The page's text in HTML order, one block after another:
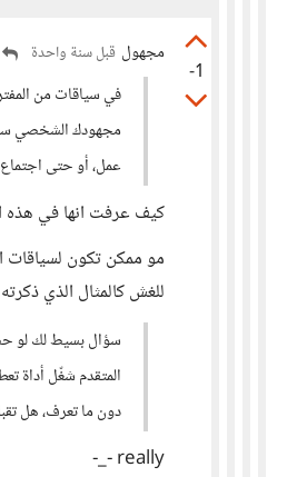
-1
مجهول قبل سنة واحدة
في سياقات من
مجهودك الشخصي
عمل، أو حتى
كيف عرفت انها في هذه
مو ممكن تكون
للغش كالمثال الذي
سؤال بسيط لك لو
المتقدم شغّل أداة
دون ما تعرف، هل
really -_-